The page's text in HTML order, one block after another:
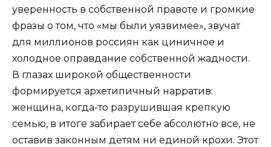
уверенность в собственной правоте и громкие
фразы о том, что «мы были уязвимее», звучат
для миллионов россиян как циничное и
холодное оправдание собственной жадности.
В глазах широкой общественности
формируется архетипичный нарратив:
женщина, когда-то разрушившая крепкую
семью, в итоге забирает себе абсолютно все, не
оставив законным детям ни единой крохи. Этот